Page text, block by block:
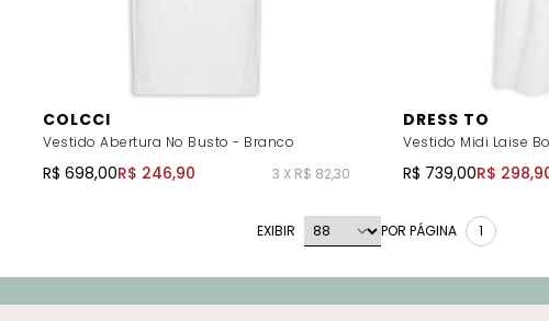
COLCCI
Vestido Abertura No Busto - Branco
R$ 698,00R$ 246,90 3 X R$ 82,30
DRESS TO
Vestido Midi Laise
R$ 739,00R$
EXIBIR POR PÁGINA 1